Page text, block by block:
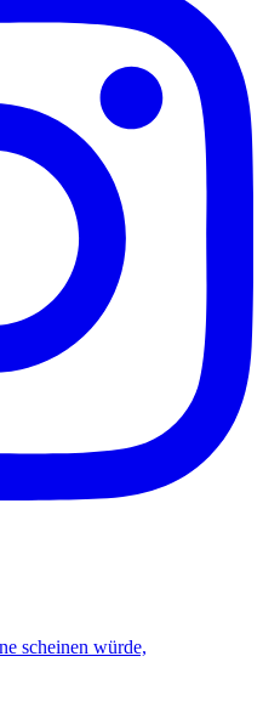
scheinen würde,